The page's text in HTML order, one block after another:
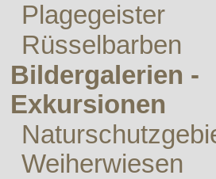
Plagegeister
Rüsselbarben
Bildergalerien -
Exkursionen
Weiherwiesen